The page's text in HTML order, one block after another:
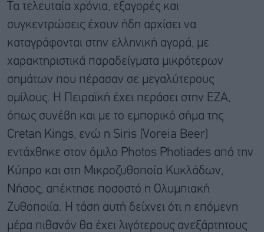
Τα τελευταία χρόνια, εξαγορές και
συγκεντρώσεις έχουν ήδη αρχίσει να
καταγράφονται στην ελληνική αγορά, με
χαρακτηριστικά παραδείγματα μικρότερων
σημάτων που πέρασαν σε μεγαλύτερους
ομίλους. Η Πειραϊκή έχει περάσει στην ΕΖΑ,
όπως συνέβη και με το εμπορικό σήμα της
Cretan Kings, ενώ η Siris (Voreia Beer)
εντάχθηκε στον όμιλο Photos Photiades από την
Κύπρο και στη Μικροζυθοποία Κυκλάδων,
Νήσος, απέκτησε ποσοστό η Ολυμπιακή
Ζυθοποιία. Η τάση αυτή δείχνει ότι η επόμενη
μέρα πιθανόν θα έχει λιγότερους ανεξάρτητους